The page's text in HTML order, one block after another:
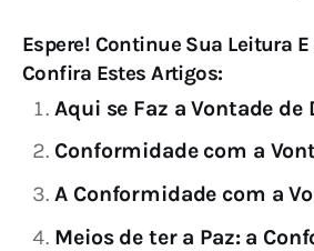
Espere! Continue Sua Leitura
Confira Estes Artigos:
Aqui se Faz a Vontade de
Conformidade com a
A Conformidade com a
Meios de ter a Paz: a